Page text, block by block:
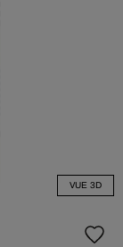
VUE 3D